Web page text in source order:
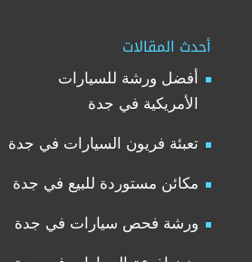
أحدث المقالات
أفضل ورشة للسيارات
الأمريكية في جدة
تعبئة فريون السيارات في جدة
مكائن مستوردة للبيع في جدة
ورشة فحص سيارات في جدة